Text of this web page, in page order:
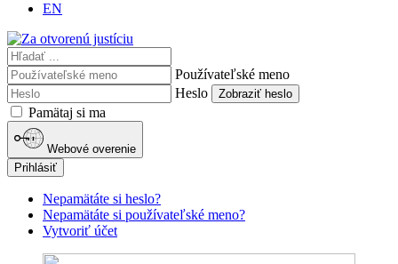
EN
Používateľské meno
Heslo
Zobraziť heslo
Pamätaj si ma
Webové overenie
Prihlásiť
Nepamätáte si heslo?
Nepamätáte si používateľské meno?
Vytvoriť účet